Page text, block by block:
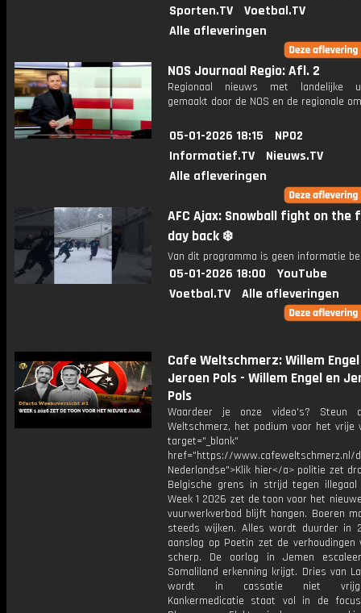
Sporten.TV
Voetbal.TV
Alle afleveringen
NOS Journaal Regio: Afl. 2
Regionaal nieuws met landelijke
gemaakt door de NOS en de regionale
05-01-2026 18:15
NPO2
Informatief.TV
Nieuws.TV
Alle afleveringen
AFC Ajax: Snowball fight on the
day back ❄️
Van dit programma is geen informatie
05-01-2026 18:00
YouTube
Voetbal.TV
Alle afleveringen
Cafe Weltschmerz: Willem
Jeroen Pols - Willem Engel en
Pols
Waardeer je onze video's? Steun
Weltschmerz, het podium voor het vrije
target="_blank"
href="https://www.cafeweltschmerz.nl/
Nederlandse">Klik hier</a> politie zet
Belgische grens in strijd tegen illegaal
Week 1 2026 zet de toon voor het
vuurwerkverbod blijft hangen. Boeren
steeds wijken. Alles wordt duurder in
aanslag op Poetin zet de verhoudingen
scherp. De oorlog in Jemen
Somaliland erkenning krijgt. Dries van
wordt in cassatie niet
Kankermedicatie staat vol in de